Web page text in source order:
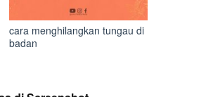
cara menghilangkan tungau di
badan